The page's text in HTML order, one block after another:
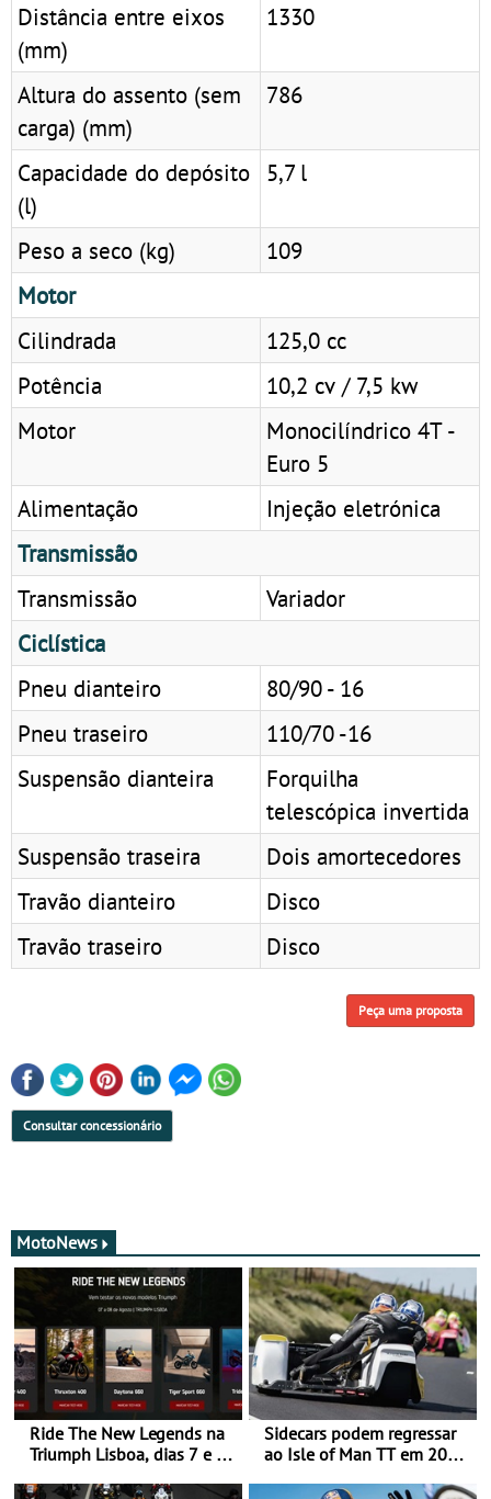
Distância entre eixos
(mm)
1330
Altura do assento (sem
carga) (mm)
786
Capacidade do depósito
(l)
5,7 l
Peso a seco (kg)
109
Motor
Cilindrada
125,0 cc
Potência
10,2 cv / 7,5 kw
Motor
Monocilíndrico 4T -
Euro 5
Alimentação
Injeção eletrónica
Transmissão
Transmissão
Variador
Ciclística
Pneu dianteiro
80/90 - 16
Pneu traseiro
110/70 -16
Suspensão dianteira
Forquilha
telescópica invertida
Suspensão traseira
Dois amortecedores
Travão dianteiro
Disco
Travão traseiro
Disco
Peça uma proposta
Consultar concessionário
MotoNews
Ride The New Legends na
Triumph Lisboa, dias 7 e 8
Sidecars podem regressar
ao Isle of Man TT em 2027